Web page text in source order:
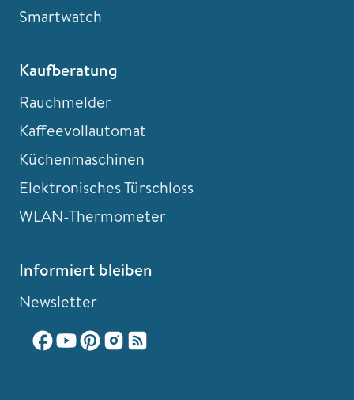
Smartwatch
Kaufberatung
Rauchmelder
Kaffeevollautomat
Küchenmaschinen
Elektronisches Türschloss
WLAN-Thermometer
Informiert bleiben
Newsletter